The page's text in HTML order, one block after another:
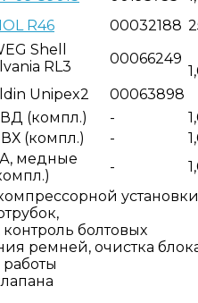
R46 00032188
Shell
RL3
00066249
Unipex2
00063898
(компл.) -
(компл.)
-
медные
-
болтовых
ремней, очистка